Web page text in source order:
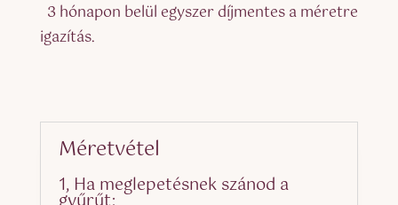
3 hónapon belül egyszer díjmentes a méretre
igazítás.
Méretvétel
1, Ha meglepetésnek szánod a